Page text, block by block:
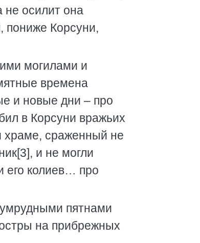
не осилит она
пониже Корсуни,
могилами и
времена
и новые дни – про
в Корсуни вражьих
храме, сраженный не
и не могли
его колиев… про
пятнами
на прибрежных